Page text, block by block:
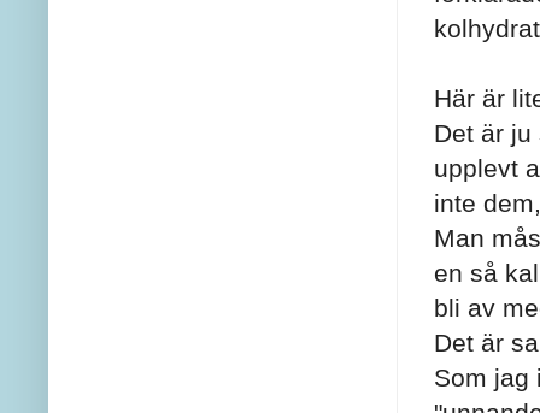
Här är
Det är
upplevt
inte
Man
en så
bli av
Det är
Som jag